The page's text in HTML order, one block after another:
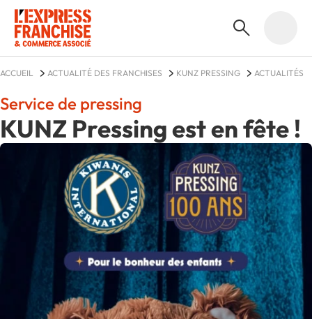
ACCUEIL ACTUALITÉ DES FRANCHISES KUNZ PRESSING ACTUALITÉS
KUNZ Pressing est en fête !
Service de pressing